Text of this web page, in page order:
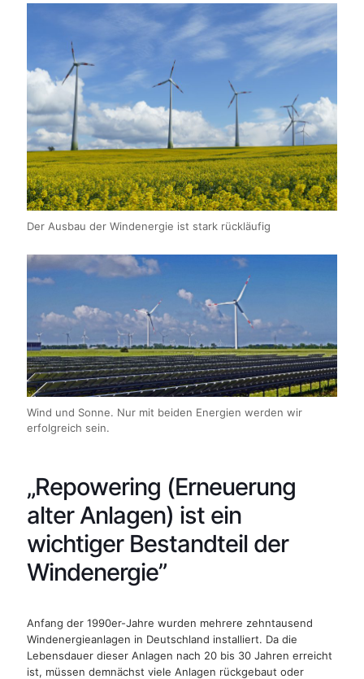
Der Ausbau der Windenergie ist stark rückläufig
Wind und Sonne. Nur mit beiden Energien werden wir
erfolgreich sein.
„Repowering (Erneuerung
alter Anlagen) ist ein
wichtiger Bestandteil der
Windenergie”
Anfang der 1990er-Jahre wurden mehrere zehntausend
Windenergieanlagen in Deutschland installiert. Da die
Lebensdauer dieser Anlagen nach 20 bis 30 Jahren erreicht
ist, müssen demnächst viele Anlagen rückgebaut oder